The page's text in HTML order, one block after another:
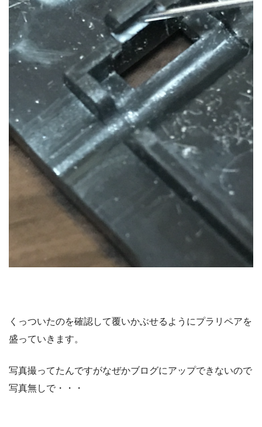
くっついたのを確認して覆いかぶせるようにプラリペアを
盛っていきます。
写真撮ってたんですがなぜかブログにアップできないので
写真無しで・・・